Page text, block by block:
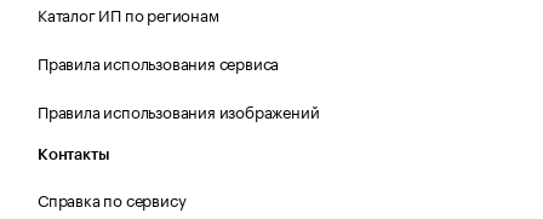
Каталог ИП по регионам
Правила использования сервиса
Правила использования изображений
Контакты
Справка по сервису